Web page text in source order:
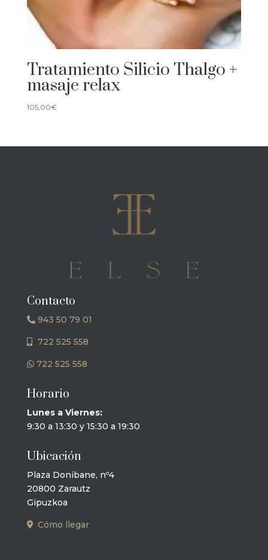
Tratamiento Silicio Thalgo +
masaje relax
105,00€
Contacto
943 50 79 01
722 525 558
722 525 558
Horario
Lunes a Viernes:
9:30 a 13:30 y 15:30 a 19:30
Ubicación
Plaza Donibane, nº4
20800 Zarautz
Gipuzkoa
Cómo llegar